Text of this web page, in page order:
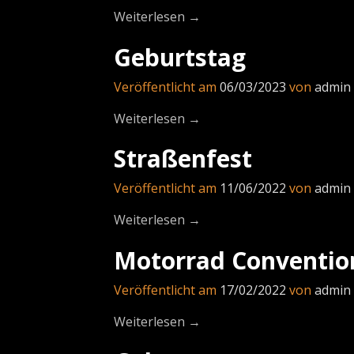
Weiterlesen →
Geburtstag
Veröffentlicht am 06/03/2023 von admin
Weiterlesen →
Straßenfest
Veröffentlicht am 11/06/2022 von admin
Weiterlesen →
Motorrad
Veröffentlicht am 17/02/2022 von admin
Weiterlesen →